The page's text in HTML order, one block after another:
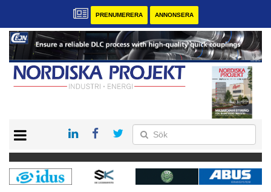
PRENUMERERA ANNONSERA
KONTAKT
VÅRA ANDRA MAGASIN